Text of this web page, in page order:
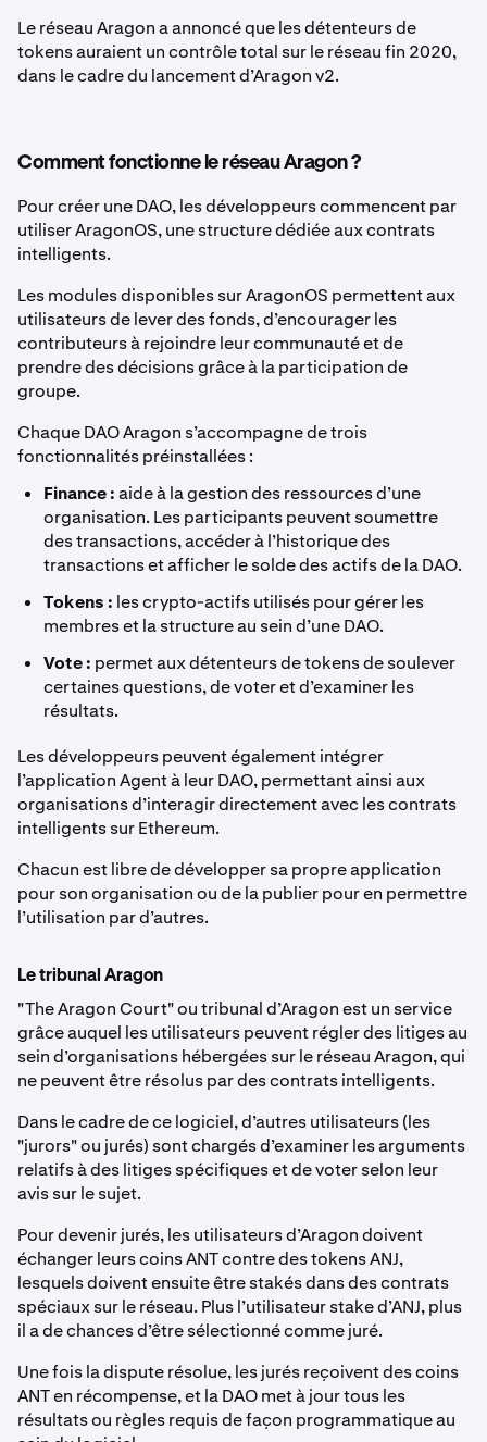
Le réseau Aragon a annoncé que les détenteurs de
tokens auraient un contrôle total sur le réseau fin 2020,
dans le cadre du lancement d’Aragon v2.
Comment fonctionne le réseau Aragon ?
Pour créer une DAO, les développeurs commencent par
utiliser AragonOS, une structure dédiée aux contrats
intelligents.
Les modules disponibles sur AragonOS permettent aux
utilisateurs de lever des fonds, d’encourager les
contributeurs à rejoindre leur communauté et de
prendre des décisions grâce à la participation de
groupe.
Chaque DAO Aragon s’accompagne de trois
fonctionnalités préinstallées :
Finance :aide à la gestion des ressources d’une
organisation. Les participants peuvent soumettre
des transactions, accéder à l’historique des
transactions et afficher le solde des actifs de la DAO.
Tokens : les crypto-actifs utilisés pour gérer les
membres et la structure au sein d’une DAO.
Vote : permet aux détenteurs de tokens de soulever
certaines questions, de voter et d’examiner les
résultats.
Les développeurs peuvent également intégrer
l’application Agent à leur DAO, permettant ainsi aux
organisations d’interagir directement avec les contrats
intelligents sur Ethereum.
Chacun est libre de développer sa propre application
pour son organisation ou de la publier pour en permettre
l’utilisation par d’autres.
Le tribunal Aragon
"The Aragon Court" ou tribunal d’Aragon est un service
grâce auquel les utilisateurs peuvent régler des litiges au
sein d’organisations hébergées sur le réseau Aragon, qui
ne peuvent être résolus par des contrats intelligents.
Dans le cadre de ce logiciel, d’autres utilisateurs (les
"jurors" ou jurés) sont chargés d’examiner les arguments
relatifs à des litiges spécifiques et de voter selon leur
avis sur le sujet.
Pour devenir jurés, les utilisateurs d’Aragon doivent
échanger leurs coins ANT contre des tokens ANJ,
lesquels doivent ensuite être stakés dans des contrats
spéciaux sur le réseau. Plus l’utilisateur stake d’ANJ, plus
il a de chances d’être sélectionné comme juré.
Une fois la dispute résolue, les jurés reçoivent des coins
ANT en récompense, et la DAO met à jour tous les
résultats ou règles requis de façon programmatique au